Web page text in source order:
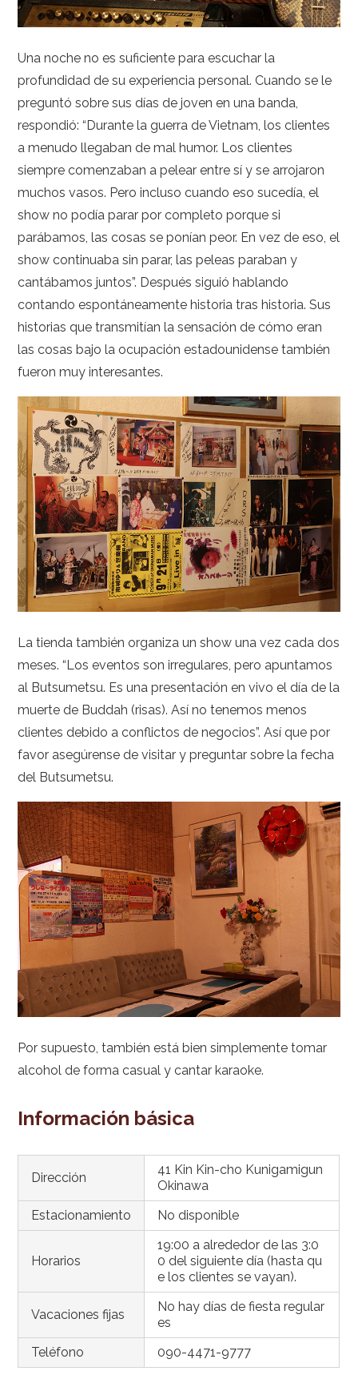
Una noche no es suficiente para escuchar la
profundidad de su experiencia personal. Cuando se le
preguntó sobre sus días de joven en una banda,
respondió: “Durante la guerra de Vietnam, los clientes
a menudo llegaban de mal humor. Los clientes
siempre comenzaban a pelear entre sí y se arrojaron
muchos vasos. Pero incluso cuando eso sucedía, el
show no podía parar por completo porque si
parábamos, las cosas se ponían peor. En vez de eso, el
show continuaba sin parar, las peleas paraban y
cantábamos juntos”. Después siguió hablando
contando espontáneamente historia tras historia. Sus
historias que transmitían la sensación de cómo eran
las cosas bajo la ocupación estadounidense también
fueron muy interesantes.
La tienda también organiza un show una vez cada dos
meses. “Los eventos son irregulares, pero apuntamos
al Butsumetsu. Es una presentación en vivo el día de la
muerte de Buddah (risas). Así no tenemos menos
clientes debido a conflictos de negocios”. Así que por
favor asegúrense de visitar y preguntar sobre la fecha
del Butsumetsu.
Por supuesto, también está bien simplemente tomar
alcohol de forma casual y cantar karaoke.
Información básica
Dirección
41 Kin Kin-cho Kunigamigun
Okinawa
Estacionamiento
No disponible
Horarios
19:00 a alrededor de las 3:0
0 del siguiente día (hasta qu
e los clientes se vayan).
Vacaciones fijas
No hay días de fiesta regular
es
Teléfono
090-4471-9777